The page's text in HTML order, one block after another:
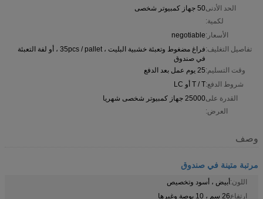
الحد الأدنى
لكمية:
50 جهاز كمبيوتر شخصى
الأسعار:negotiable
تفاصيل التغليف:
فراغ مضغوط وتعبئة خشبية البليت ، 35pcs / pallet ، أو لفة التعبئة
في صندوق
وقت التسليم:25 يوم عمل بعد الدفع
شروط الدفع:T / T أو LC
القدرة على
العرض:
25000 جهاز كمبيوتر شخصى شهريا
وصف
مرتبة متينة في صندوق
اللون:أبيض ، أسود وتخصيص
ارتفاع26 سم ، 10 بوصة وغيرها